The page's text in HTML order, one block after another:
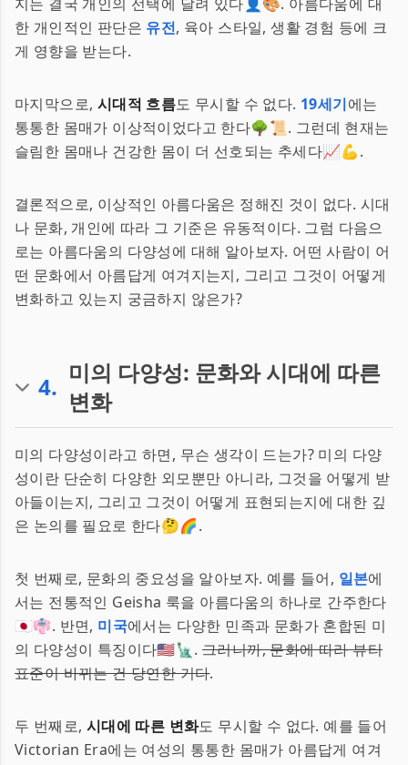
한 개인적인 판단은 유전, 육아 스타일, 생활 경험 등에 크
게 영향을 받는다.
마지막으로, 시대적 흐름도 무시할 수 없다. 19세기에는
통통한 몸매가 이상적이었다고 한다🌳📜. 그런데 현재는
슬림한 몸매나 건강한 몸이 더 선호되는 추세다📈💪.
결론적으로, 이상적인 아름다움은 정해진 것이 없다. 시대
나 문화, 개인에 따라 그 기준은 유동적이다. 그럼 다음으
로는 아름다움의 다양성에 대해 알아보자. 어떤 사람이 어
떤 문화에서 아름답게 여겨지는지, 그리고 그것이 어떻게
변화하고 있는지 궁금하지 않은가?
4. 미의 다양성: 문화와 시대에 따른
변화
미의 다양성이라고 하면, 무슨 생각이 드는가? 미의 다양
성이란 단순히 다양한 외모뿐만 아니라, 그것을 어떻게 받
아들이는지, 그리고 그것이 어떻게 표현되는지에 대한 깊
은 논의를 필요로 한다🤔🌈.
첫 번째로, 문화의 중요성을 알아보자. 예를 들어, 일본에
서는 전통적인 Geisha 룩을 아름다움의 하나로 간주한다
🇯🇵👘. 반면, 미국에서는 다양한 민족과 문화가 혼합된 미
의 다양성이 특징이다🇺🇸🗽. 그러니까, 문화에 따라 뷰티
표준이 바뀌는 건 당연한 거다.
두 번째로, 시대에 따른 변화도 무시할 수 없다. 예를 들어
Victorian Era에는 여성의 통통한 몸매가 아름답게 여겨